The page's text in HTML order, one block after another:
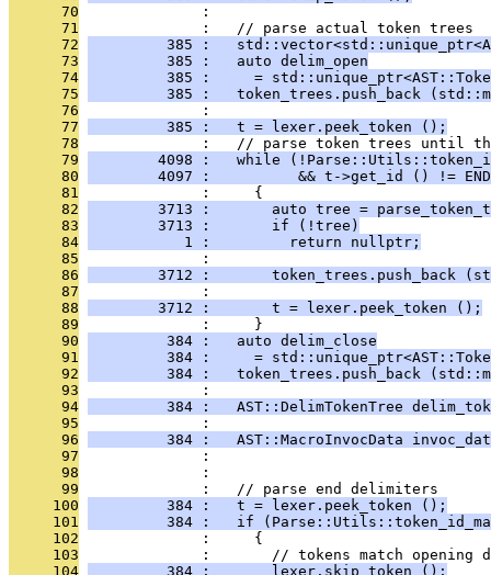
      70
              :
      71
              :   // parse actual token trees
      72
385 :
      73
         385 :   auto delim_open
      74
385 :     =
      75
385 :   token_trees.push_back
      76
              :
      77
         385 :   t = lexer.peek_token ();
      78
:   // parse token trees until
      79
4098 :   while
      80
4097 :          && t->get_id () !=
      81
              :     {
      82
3713 :       auto tree =
      83
        3713 :       if (!tree)
      84
           1 :         return nullptr;
      85
              :
      86
3712 :       token_trees.push_back
      87
              :
      88
        3712 :       t = lexer.peek_token ();
      89
              :     }
      90
         384 :   auto delim_close
      91
384 :     =
      92
384 :   token_trees.push_back
      93
              :
      94
384 :   AST::DelimTokenTree
      95
:
      96
384 :   AST::MacroInvocData
      97
:
      98
              :
      99
              :   // parse end delimiters
     100
         384 :   t = lexer.peek_token ();
     101
384 :   if
     102
              :     {
     103
:       // tokens match opening
     104
         384 :       lexer.skip_token ();